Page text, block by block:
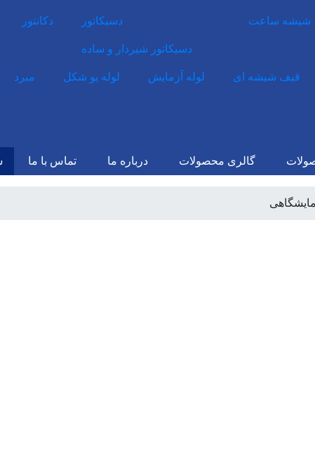
شیشه ساعت دسیکاتور
دسیکاتور شیردار و ساده
دکانتور
قیف شیشه ای لوله آزمایش لوله یو شکل مبرد
گالری محصولات درباره ما تماس با ما